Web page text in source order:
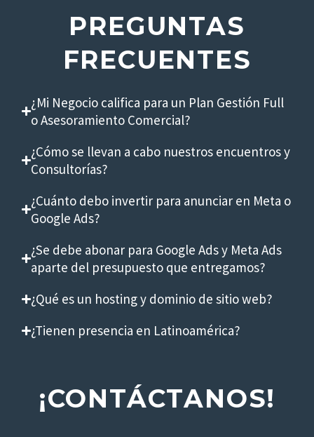
PREGUNTAS
FRECUENTES
¿Mi Negocio califica para un Plan Gestión Full
o Asesoramiento Comercial?
¿Cómo se llevan a cabo nuestros encuentros y
Consultorías?
¿Cuánto debo invertir para anunciar en Meta o
Google Ads?
¿Se debe abonar para Google Ads y Meta Ads
aparte del presupuesto que entregamos?
¿Qué es un hosting y dominio de sitio web?
¿Tienen presencia en Latinoamérica?
¡CONTÁCTANOS!